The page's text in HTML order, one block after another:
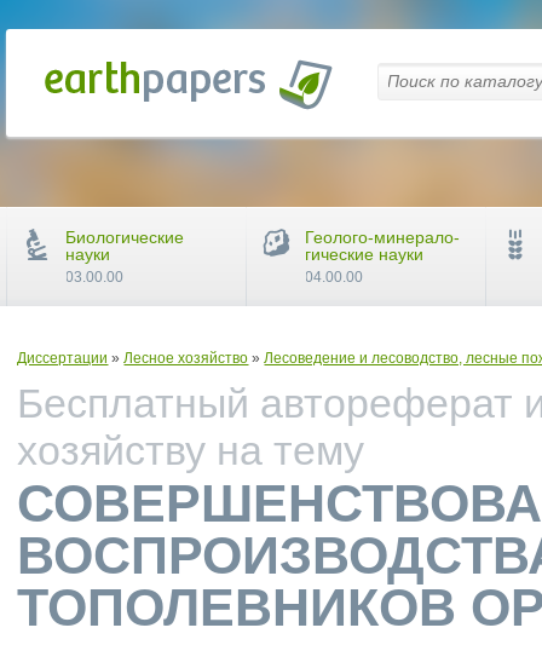
Диссертации »Лесное хозяйство »Лесоведение и лесоводство, лесные
Бесплатный автореферат
хозяйству на тему
ТОПОЛЕВНИКОВ
Биологические
науки
03.00.00
Геолого-минерало-
гические науки
04.00.00